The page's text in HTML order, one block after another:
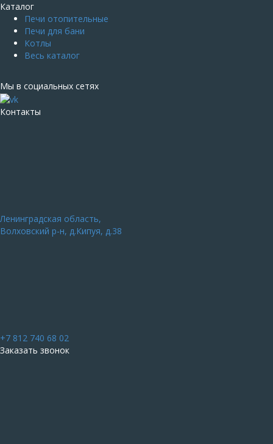
Каталог
Печи отопительные
Печи для бани
Котлы
Весь каталог
Мы в социальных сетях
Контакты
Ленинградская область,
Волховский р-н, д.Кипуя, д.38
+7 812 740 68 02
Заказать звонок